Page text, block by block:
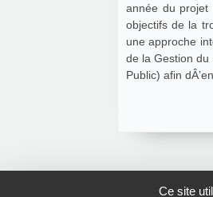
Ce site
année du projet
objectifs de la
une approche
de la Gestion du
Public) afin